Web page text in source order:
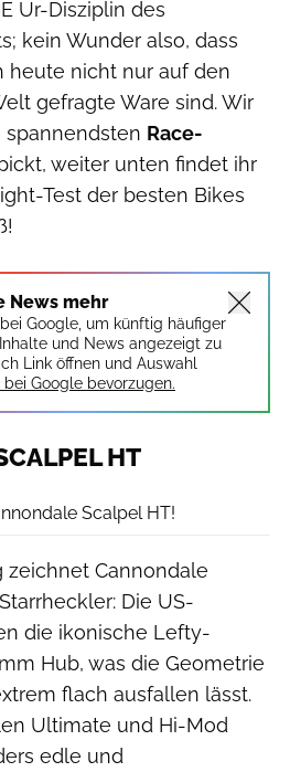
Ur-Disziplin des
kein Wunder also, dass
heute nicht nur auf den
gefragte Ware sind. Wir
spannendsten Race-
weiter unten findet ihr
Test der besten Bikes
News mehr
bei Google, um künftig häufiger
und News angezeigt zu
Link öffnen und Auswahl
bei Google bevorzugen.
HT
Scalpel HT!
Cannondale
Die US-
die ikonische Lefty-
Hub, was die Geometrie
flach ausfallen lässt.
Ultimate und Hi-Mod
edle und